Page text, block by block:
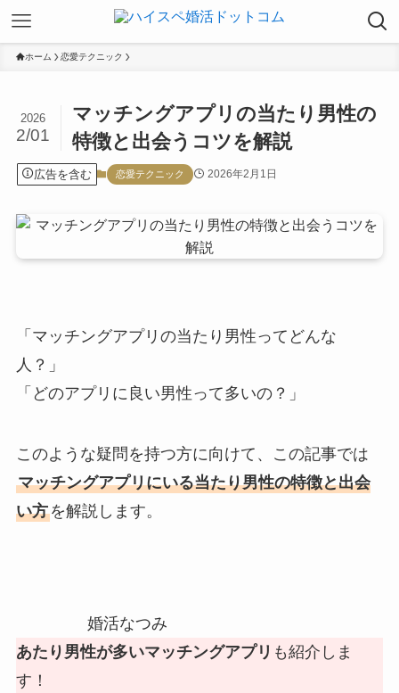
ホーム 恋愛テクニック
マッチングアプリの当たり男性の
特徴と出会うコツを解説
2026
2/01
広告を含む 恋愛テクニック 2026年2月1日
「マッチングアプリの当たり男性ってどんな
人？」
「どのアプリに良い男性って多いの？」
このような疑問を持つ方に向けて、この記事では
マッチングアプリにいる当たり男性の特徴と出会
い方を解説します。
婚活なつみ
あたり男性が多いマッチングアプリ も紹介しま
す！